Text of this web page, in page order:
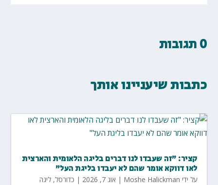
0 תגובות
כתבות שיעניינו אותך
קציר: "זה שעבדו לנו דברים בליגה הלאומית והארצית
לאו דווקא אומר שהם לא יעבדו בליגת העל"
על ידי Moshe Halickman
| אוג 7, 2026 | כדורסל,ליגה